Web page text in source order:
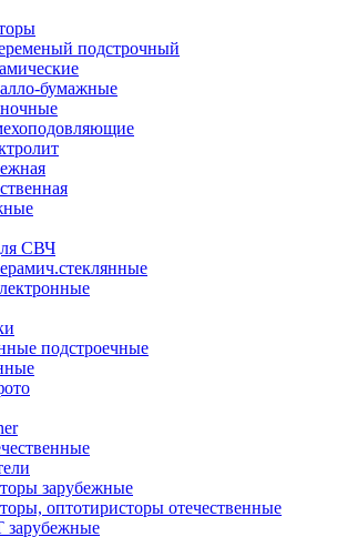
подстрочный
бумажные
СВЧ
подстроечные
зарубежные
оптотиристоры отечественные
зарубежные